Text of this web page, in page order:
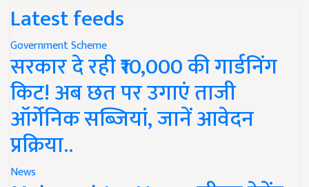
Latest feeds
Government Scheme
सरकार दे रही ₹10,000 की गार्डनिंग
किट! अब छत पर उगाएं ताजी
ऑर्गेनिक सब्जियां, जानें आवेदन
प्रक्रिया..
News